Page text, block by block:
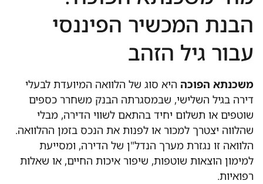
הבנת המכשיר הפיננסי
עבור גיל הזהב
משכנתא הפוכה היא סוג של הלוואה המיועדת לבעלי
דירה בגיל השלישי, שבמסגרתה הבנק משחרר כספים
שוטפים או תשלום יחיד בהתאם לשווי הדירה, מבלי
שהלווה יצטרך למכור או לפנות את הנכס בזמן ההלוואה.
הלוואה זו נגזרת מערך הנדל"ן של הדירה, ומסייעת
למימון הוצאות שוטפות, שיפור איכות החיים, או שאלות
רפואיות.